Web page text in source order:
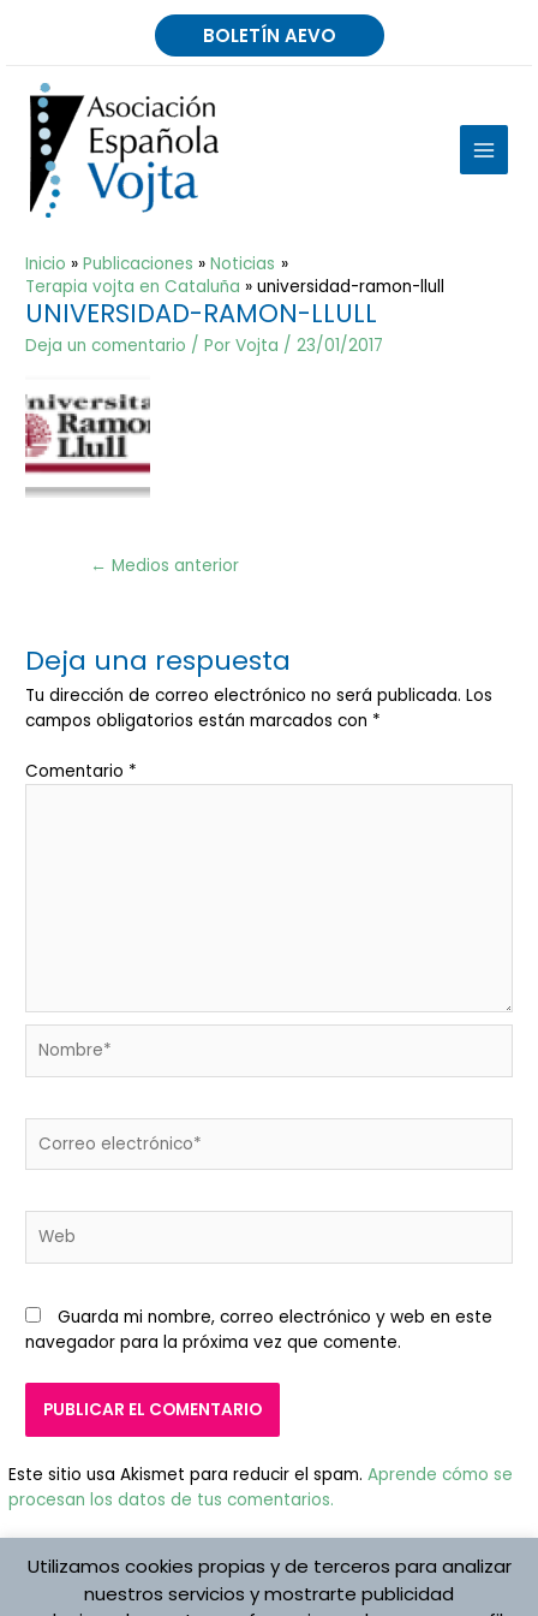
BOLETÍN AEVO
MAIN
Inicio Publicaciones
Noticias
Terapia vojta en Cataluña
universidad-ramon-llull
UNIVERSIDAD-RAMON-LLULL
Deja un comentario / PorVojta /23/01/2017
Navegación
← Medios anterior
Deja una respuesta
Tu dirección de correo electrónico no será publicada. Los
campos obligatorios están marcados con *
Comentario *
electrónico*
Guarda mi nombre, correo electrónico y web en este
navegador para la próxima vez que comente.
Este sitio usa Akismet para reducir el spam.Aprende cómo se
procesan los datos de tus comentarios.
Utilizamos cookies propias y de terceros para analizar
nuestros servicios y mostrarte publicidad